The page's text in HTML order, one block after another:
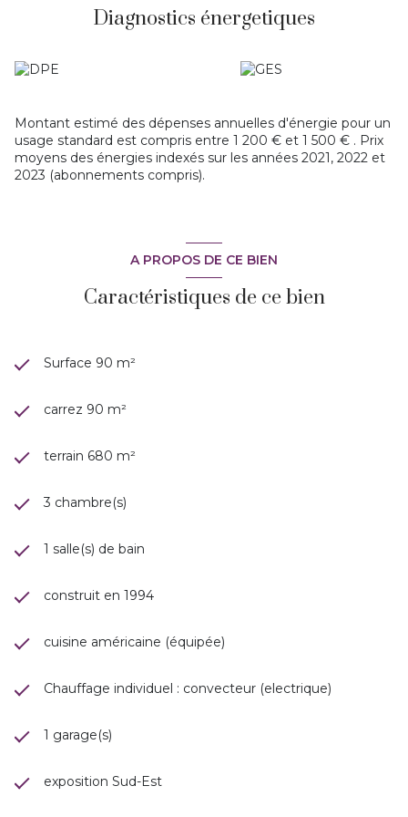
belle vue dégagée sur les collines.
A visiter avec Marie-ange
Diagnostics énergetiques
Montant estimé des dépenses annuelles d'énergie pour un
usage standard est compris entre 1 200 € et 1 500 € . Prix
moyens des énergies indexés sur les années 2021, 2022 et
2023 (abonnements compris).
A PROPOS DE CE BIEN
Caractéristiques de ce bien
Surface 90 m²
carrez 90 m²
terrain 680 m²
3 chambre(s)
1 salle(s) de bain
construit en 1994
cuisine américaine (équipée)
Chauffage individuel : convecteur (electrique)
1 garage(s)
exposition Sud-Est